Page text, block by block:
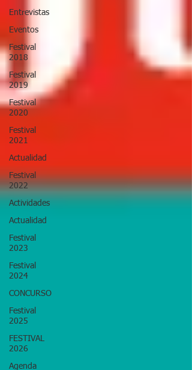
Entrevistas
Eventos
Festival
2018
Festival
2019
Festival
2020
Festival
2021
Actualidad
Festival
2022
Actividades
Actualidad
Festival
2023
Festival
2024
CONCURSO
Festival
2025
FESTIVAL
2026
Agenda